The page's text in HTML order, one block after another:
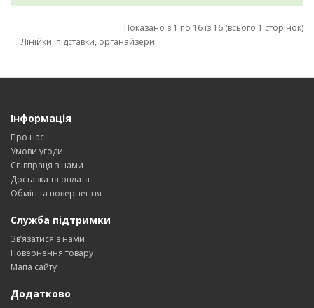
Показано з 1 по 16 із 16 (всього 1 сторінок)
Лінійки, підставки, органайзери.
Інформація
Про нас
Умови угоди
Співпраця з нами
Доставка та оплата
Обмін та повернення
Служба підтримки
Зв’язатися з нами
Повернення товару
Мапа сайту
Додатково